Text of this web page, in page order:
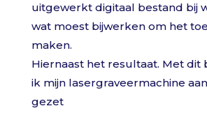
uitgewerkt digitaal bestand bij
wat moest bijwerken om het
maken.
Hiernaast het resultaat. Met dit
ik mijn lasergraveermachine
gezet